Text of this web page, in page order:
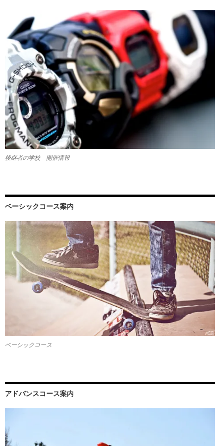
後継者の学校 開催情報
ベーシックコース案内
ベーシックコース
アドバンスコース案内